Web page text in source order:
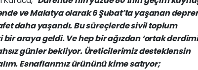
veMalatyaolarak6Şubat’tayaşanan
dahayaşandı.Busüreçlerdesiviltoplum
birarayageldi. Vehepbirağızdan‘ortak
günlerbekliyor. Üreticilerimizdesteklensin
Esnaflarımızürününükimesatıyor;